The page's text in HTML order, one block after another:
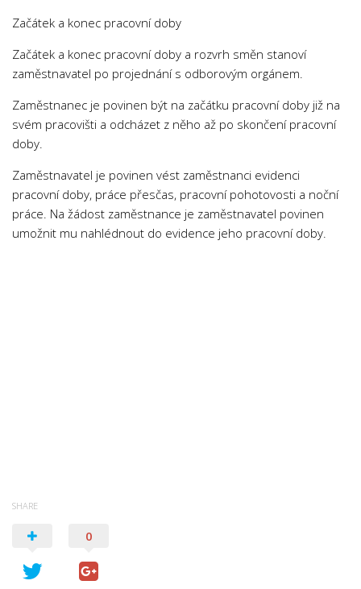
Začátek a konec pracovní doby
Začátek a konec pracovní doby a rozvrh směn stanoví
zaměstnavatel po projednání s odborovým orgánem.
Zaměstnanec je povinen být na začátku pracovní doby již na
svém pracovišti a odcházet z něho až po skončení pracovní
doby.
Zaměstnavatel je povinen vést zaměstnanci evidenci
pracovní doby, práce přesčas, pracovní pohotovosti a noční
práce. Na žádost zaměstnance je zaměstnavatel povinen
umožnit mu nahlédnout do evidence jeho pracovní doby.
SHARE
0